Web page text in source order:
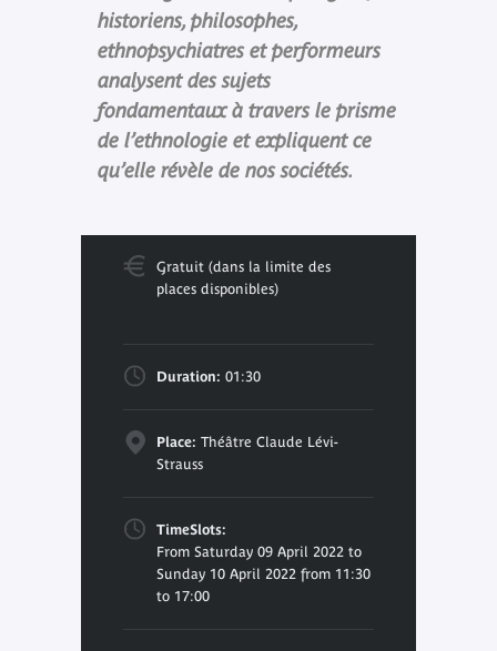
historiens, philosophes,
ethnopsychiatres et performeurs
analysent des sujets
fondamentaux à travers le prisme
de l’ethnologie et expliquent ce
qu’elle révèle de nos sociétés.
Gratuit (dans la limite des
places disponibles)
Duration: 01:30
Place: Théâtre Claude Lévi-
Strauss
TimeSlots:
From Saturday 09 April 2022 to
Sunday 10 April 2022 from 11:30
to 17:00